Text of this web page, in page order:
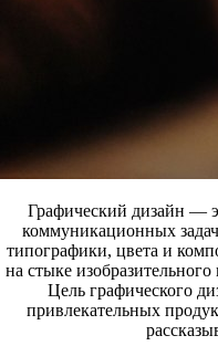
Графический дизайн —
коммуникационных
типографики, цвета и
на стыке
Цель графического
привлекательных